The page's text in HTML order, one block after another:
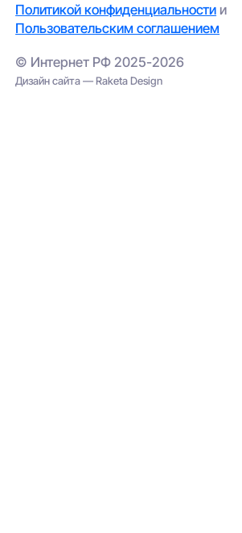
Политикой конфиденциальности и
Пользовательским соглашением
© Интернет РФ 2025-2026
Дизайн сайта — Raketa Design